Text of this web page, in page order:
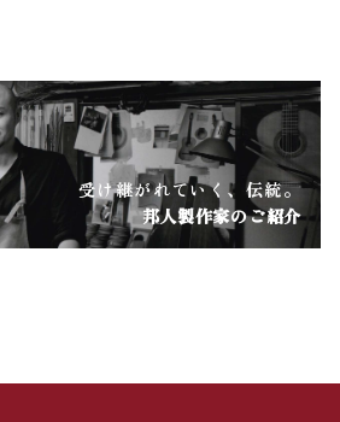
受け継がれていく、伝統。
邦人製作家のご紹介